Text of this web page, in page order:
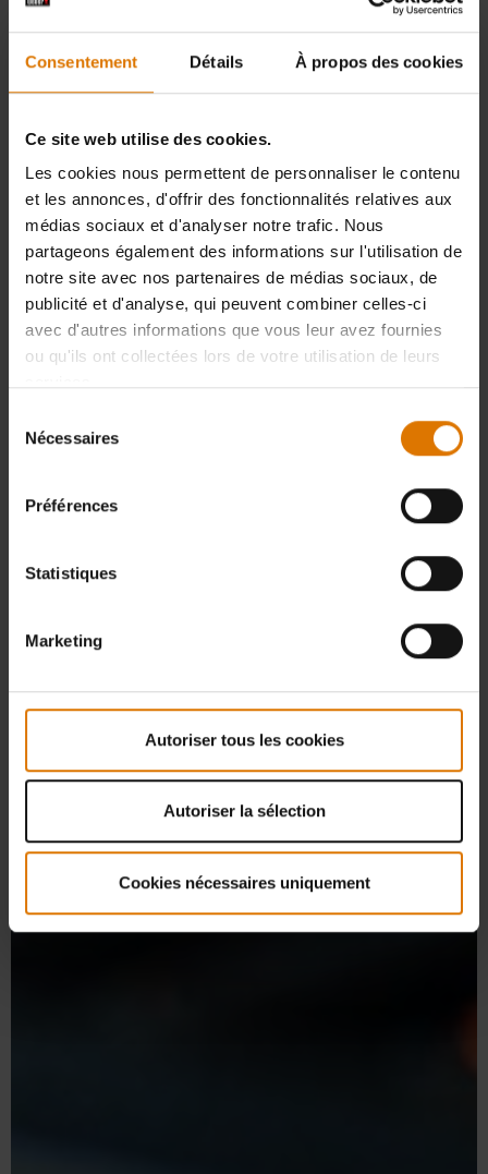
Consentement Détails À propos des cookies
Ce site web utilise des cookies.
Les cookies nous permettent de personnaliser le contenu
et les annonces, d'offrir des fonctionnalités relatives aux
médias sociaux et d'analyser notre trafic. Nous
partageons également des informations sur l'utilisation de
notre site avec nos partenaires de médias sociaux, de
publicité et d'analyse, qui peuvent combiner celles-ci
avec d'autres informations que vous leur avez fournies
ou qu'ils ont collectées lors de votre utilisation de leurs
Nécessaires
Préférences
Statistiques
Marketing
Autoriser tous les cookies
Autoriser la sélection
Cookies nécessaires uniquement
Weber Grill Academy
Retrouvez ici les réponses à vos questions sur nos ateliers